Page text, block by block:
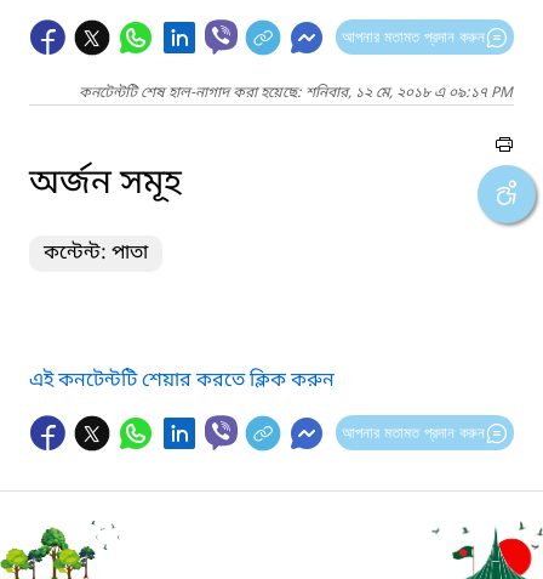
আপনার মতামত প্রদান করুন
কনটেন্টটি শেষ হাল-নাগাদ করা হয়েছে: শনিবার, ১২ মে, ২০১৮ এ ০৯:১৭ PM
অর্জন সমূহ
কন্টেন্ট: পাতা
এই কনটেন্টটি শেয়ার করতে ক্লিক করুন
আপনার মতামত প্রদান করুন